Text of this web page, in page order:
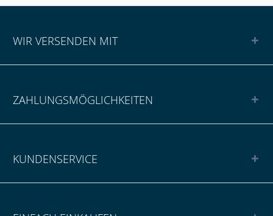
WIR VERSENDEN MIT
ZAHLUNGSMÖGLICHKEITEN
KUNDENSERVICE